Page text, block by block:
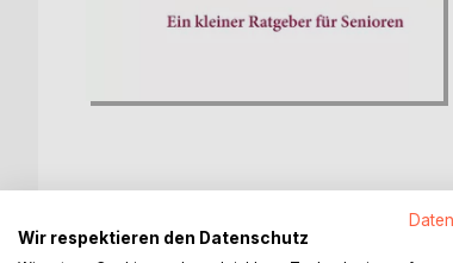
Wir respektieren den Datenschutz